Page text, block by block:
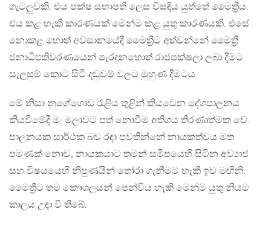
ගැටලුවකි. එය පක්ෂ සභාපති ලෙස විසඳිය යුත්තේ මෛත්‍රීය.
එය කළ හැකි කාරණයක් මෙන්ම කළ යුතු කාරණයකි. එසේ
නොකළ හොත් අවසානයේදී මෛත්‍රීට අත්වන්නේ මෛත්‍රී
ජනාධිපතිවරණයෙන් පැරදුනහොත් රාජපක්ෂලා ලබා දීමට
සැලසුම් කොට සිටි දඬුවම් වලට මුහුණ දීමටය.
මේ නිසා නුගේගොඩ රැළිය තුළින් කියවෙන දේශපාලනය
කියවීමේදී මං මුලාවට පත් නොවීම අතිශය තීරණාත්මක වේ.
පාලනයක සාර්ථක බව රඳා පවතින්නේ නායකත්වය මත
පමණක් නොව, නායකයාට තමන් සමීපයෙහි සිටින අව්‍යාජ
සහ විෂයයෙහි නිපුණයින් තෝරා ගැනීමට හැකි ඉව මඟිනි.
මෛත්‍රීට තම කෞශලයන් පෙන්විය හැකි මෙන්ම යුතු නියම
කාලය උදා වී තිබේ.